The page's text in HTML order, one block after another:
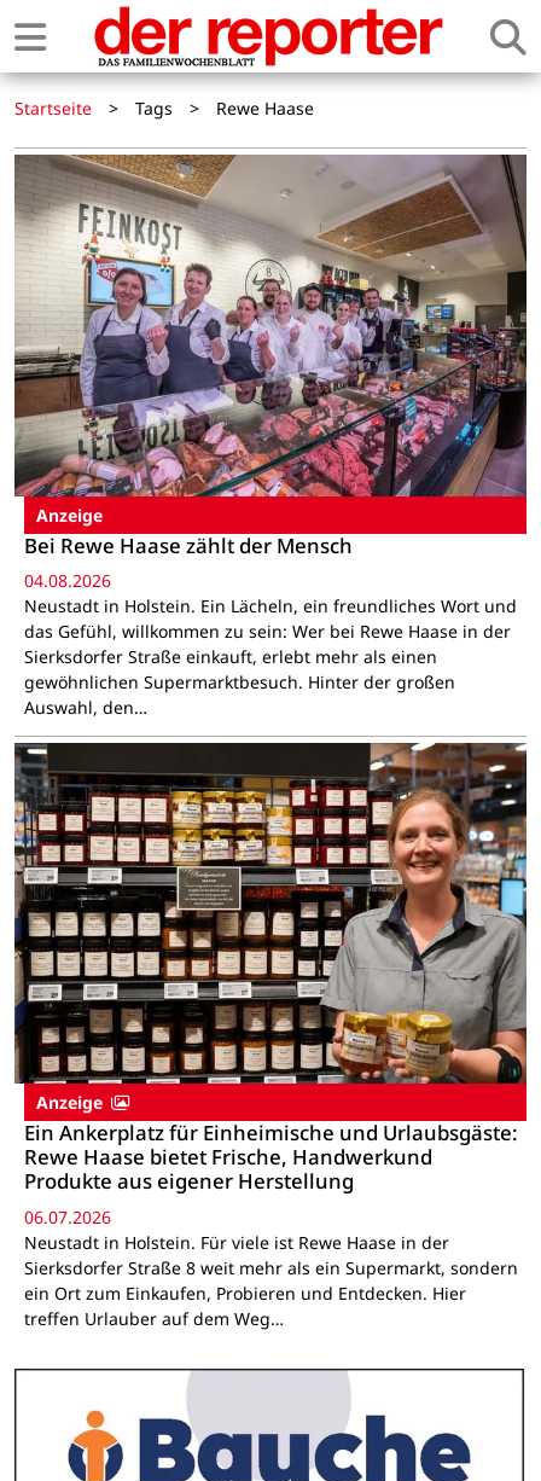
Startseite > Tags > Rewe Haase
Anzeige
Bei Rewe Haase zählt der Mensch
04.08.2026
Neustadt in Holstein. Ein Lächeln, ein freundliches Wort und
das Gefühl, willkommen zu sein: Wer bei Rewe Haase in der
Sierksdorfer Straße einkauft, erlebt mehr als einen
gewöhnlichen Supermarktbesuch. Hinter der großen
Auswahl, den…
Anzeige
Ein Ankerplatz für Einheimische und Urlaubsgäste:
Rewe Haase bietet Frische, Handwerkund
Produkte aus eigener Herstellung
06.07.2026
Neustadt in Holstein. Für viele ist Rewe Haase in der
Sierksdorfer Straße 8 weit mehr als ein Supermarkt, sondern
ein Ort zum Einkaufen, Probieren und Entdecken. Hier
treffen Urlauber auf dem Weg…